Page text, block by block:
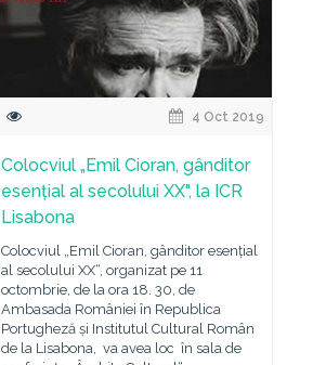
4 Oct 2019
Colocviul „Emil Cioran, gânditor
esențial al secolului XX", la ICR
Lisabona
Colocviul „Emil Cioran, gânditor esențial
al secolului XX“, organizat pe 11
octombrie, de la ora 18. 30, de
Ambasada României în Republica
Portugheză și Institutul Cultural Român
de la Lisabona, va avea loc în sala de